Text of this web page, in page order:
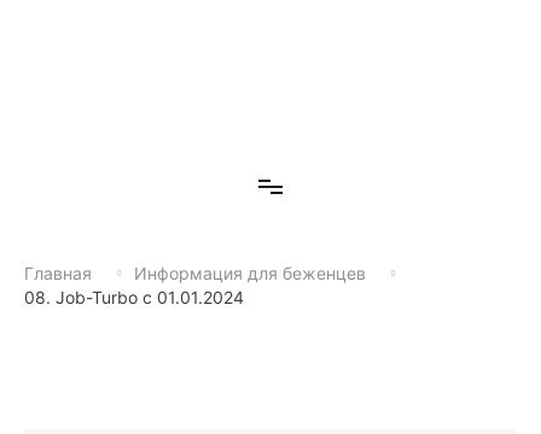
Главная
Информация для беженцев
08. Job-Turbo c 01.01.2024